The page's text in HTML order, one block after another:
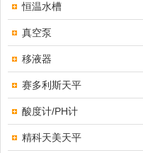
恒温水槽
真空泵
移液器
赛多利斯天平
酸度计/PH计
精科天美天平